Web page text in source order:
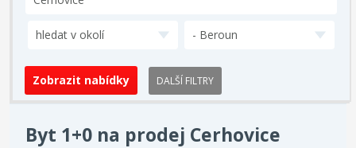
hledat v okolí - Beroun
DALŠÍ FILTRY
Byt 1+0 na prodej Cerhovice